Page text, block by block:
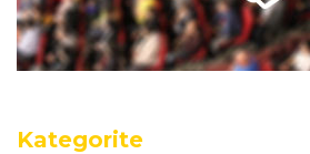
Kategorite